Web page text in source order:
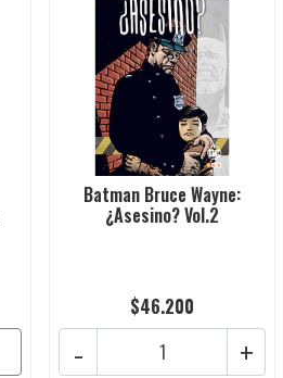
Batman Bruce Wayne:
¿Asesino? Vol.2
$46.200
+
-